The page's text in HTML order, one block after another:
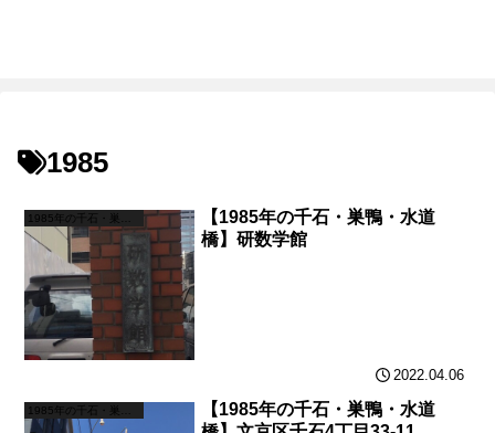
1985
【1985年の千石・巣鴨・水道
橋】研数学館
2022.04.06
【1985年の千石・巣鴨・水道